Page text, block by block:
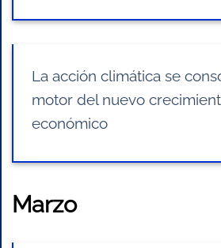
La acción climática se
motor del nuevo
económico
Marzo